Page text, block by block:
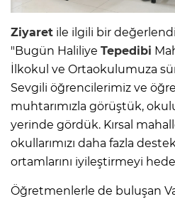
Ziyaret ile ilgili bir
"Bugün Haliliye Tepedibi
İlkokul ve Ortaokulumuza
Sevgili öğrencilerimiz ve
muhtarımızla görüştük,
yerinde gördük. Kırsal
okullarımızı daha fazla
ortamlarını iyileştirmeyi
Öğretmenlerle de buluşan